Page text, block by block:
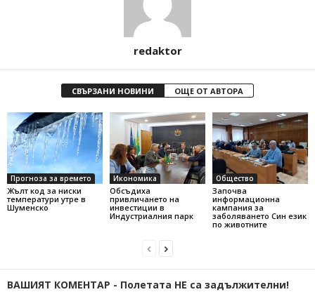
redaktor
СВЪРЗАНИ НОВИНИ ОЩЕ ОТ АВТОРА
Прогноза за времето
Жълт код за ниски
температури утре в
Шуменско
Икономика
Обсъдиха
привличането на
инвестиции в
Индустриалния парк
Общество
Започва
информационна
кампания за
заболяването Син език
по животните
ВАШИЯТ КОМЕНТАР - Полетата НЕ са задължителни!